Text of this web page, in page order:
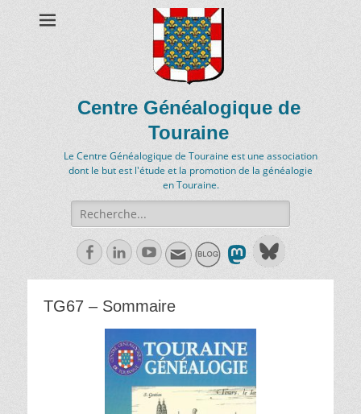
Centre Généalogique de
Touraine
Le Centre Généalogique de Touraine est une association
dont le but est l'étude et la promotion de la généalogie
en Touraine.
Recherche
de:
FacebookLinkedln
Youtube
TG67 – Sommaire